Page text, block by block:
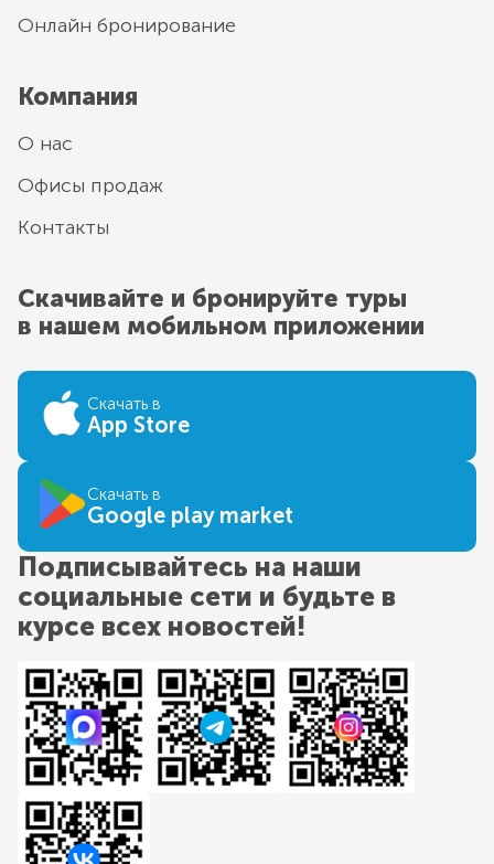
Онлайн бронирование
Компания
О нас
Офисы продаж
Контакты
Скачивайте и бронируйте туры
в нашем мобильном приложении
Скачать в
App Store
Скачать в
Google play market
Подписывайтесь на наши
социальные сети и будьте в
курсе всех новостей!